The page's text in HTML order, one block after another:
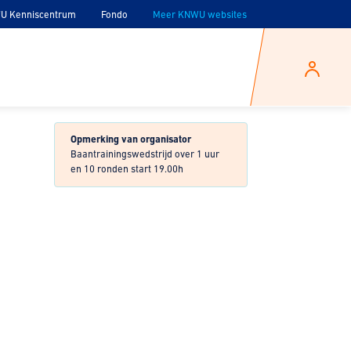
Meer KNWU websites
Fondo
Kenniscentrum
Opmerking van organisator
Baantrainingswedstrijd over 1 uur
en 10 ronden start 19.00h